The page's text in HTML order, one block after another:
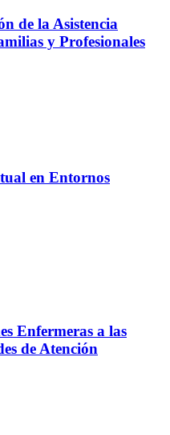
de la Asistencia
y Profesionales
en Entornos
Enfermeras a las
de Atención